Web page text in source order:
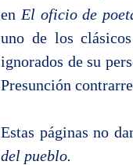
en El oficio de
uno de los
ignorados de su
Presunción
Estas páginas no
del pueblo.